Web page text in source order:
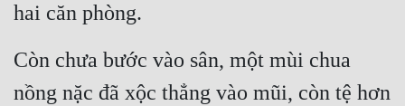
hai căn phòng.
Còn chưa bước vào sân, một mùi chua
nồng nặc đã xộc thẳng vào mũi, còn tệ hơn